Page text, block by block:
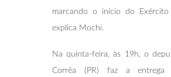
marcando o início do Exército
explica Mochi.
Na quinta-feira, às 19h, o
Corrêa (PR) faz a entrega